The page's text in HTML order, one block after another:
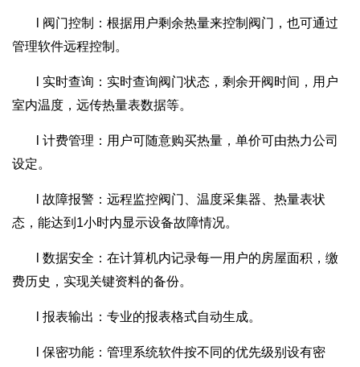
l 阀门控制：根据用户剩余热量来控制阀门，也可通过
管理软件远程控制。
l 实时查询：实时查询阀门状态，剩余开阀时间，用户
室内温度，远传热量表数据等。
l 计费管理：用户可随意购买热量，单价可由热力公司
设定。
l 故障报警：远程监控阀门、温度采集器、热量表状
态，能达到1小时内显示设备故障情况。
l 数据安全：在计算机内记录每一用户的房屋面积，缴
费历史，实现关键资料的备份。
l 报表输出：专业的报表格式自动生成。
l 保密功能：管理系统软件按不同的优先级别设有密